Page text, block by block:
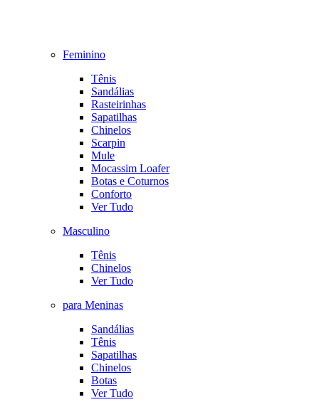
Feminino
Tênis
Sandálias
Rasteirinhas
Sapatilhas
Chinelos
Scarpin
Mule
Mocassim Loafer
Botas e Coturnos
Conforto
Ver Tudo
Masculino
Tênis
Chinelos
Ver Tudo
para Meninas
Sandálias
Tênis
Sapatilhas
Chinelos
Botas
Ver Tudo